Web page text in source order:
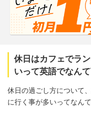
休日はカフェでラ
いって英語でなん
休日の過ごし方について
に行く事が多いってなん